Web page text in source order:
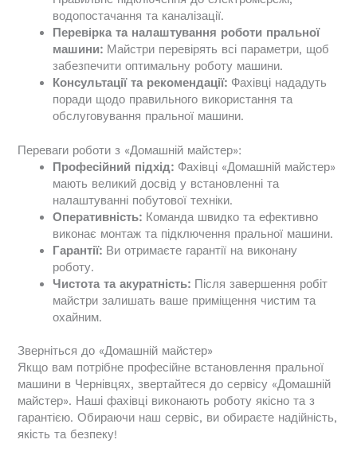
водопостачання та каналізації.
Перевірка та налаштування роботи пральної
машини: Майстри перевірять всі параметри, щоб
забезпечити оптимальну роботу машини.
Консультації та рекомендації: Фахівці нададуть
поради щодо правильного використання та
обслуговування пральної машини.
Переваги роботи з «Домашній майстер»:
Професійний підхід: Фахівці «Домашній майстер»
мають великий досвід у встановленні та
налаштуванні побутової техніки.
Оперативність: Команда швидко та ефективно
виконає монтаж та підключення пральної машини.
Гарантії: Ви отримаєте гарантії на виконану
роботу.
Чистота та акуратність: Після завершення робіт
майстри залишать ваше приміщення чистим та
охайним.
Зверніться до «Домашній майстер»
Якщо вам потрібне професійне встановлення пральної
машини в Чернівцях, звертайтеся до сервісу «Домашній
майстер». Наші фахівці виконають роботу якісно та з
гарантією. Обираючи наш сервіс, ви обираєте надійність,
якість та безпеку!